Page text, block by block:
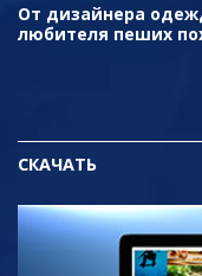
От дизайнера
любителя пеших
СКАЧАТЬ